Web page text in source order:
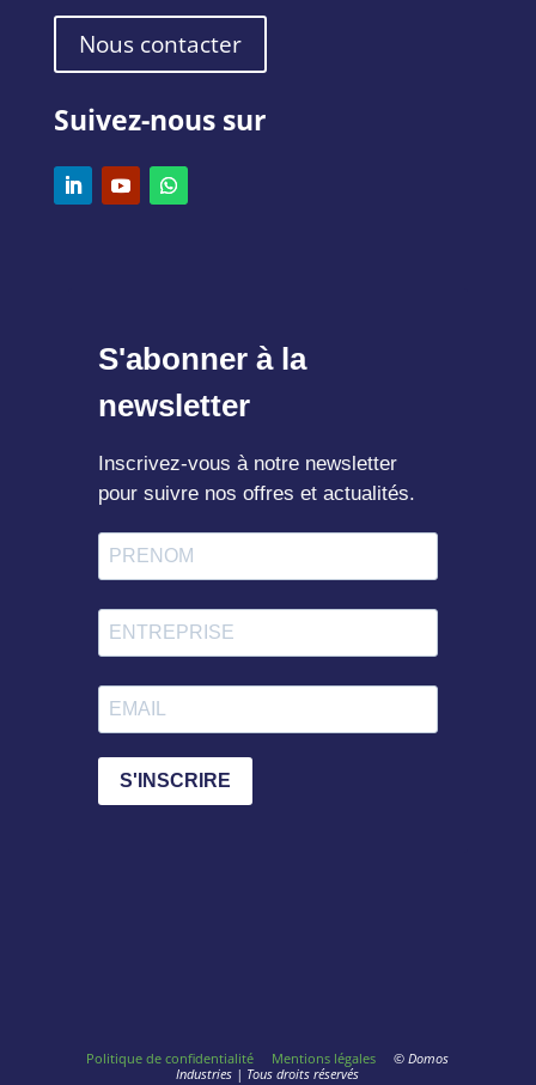
Nous contacter
Suivez-nous sur
S'abonner à la
newsletter
Inscrivez-vous à notre newsletter
pour suivre nos offres et actualités.
S'INSCRIRE
Politique de confidentialité Mentions légales© Domos
Industries | Tous droits réservés